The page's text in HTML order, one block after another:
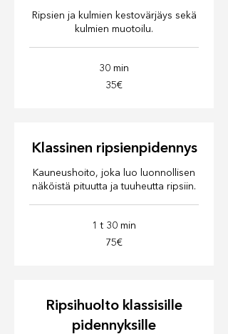
Ripsien ja kulmien kestovärjäys sekä
kulmien muotoilu.
30 min
35€
Klassinen ripsienpidennys
Kauneushoito, joka luo luonnollisen
näköistä pituutta ja tuuheutta ripsiin.
1 t 30 min
75€
Ripsihuolto klassisille
pidennyksille